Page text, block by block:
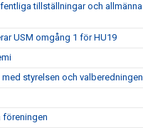
tillställningar och allmänna
USM omgång 1 för HU19
styrelsen och valberedningen
föreningen